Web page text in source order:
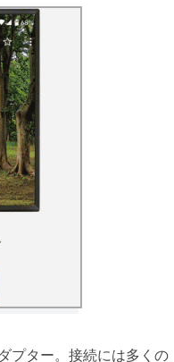
プター。接続には多くの